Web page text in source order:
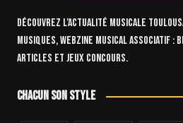
Découvrez l’actualité musicale
Musiques, webzine musical associatif :
articles et jeux concours.
Chacun son style